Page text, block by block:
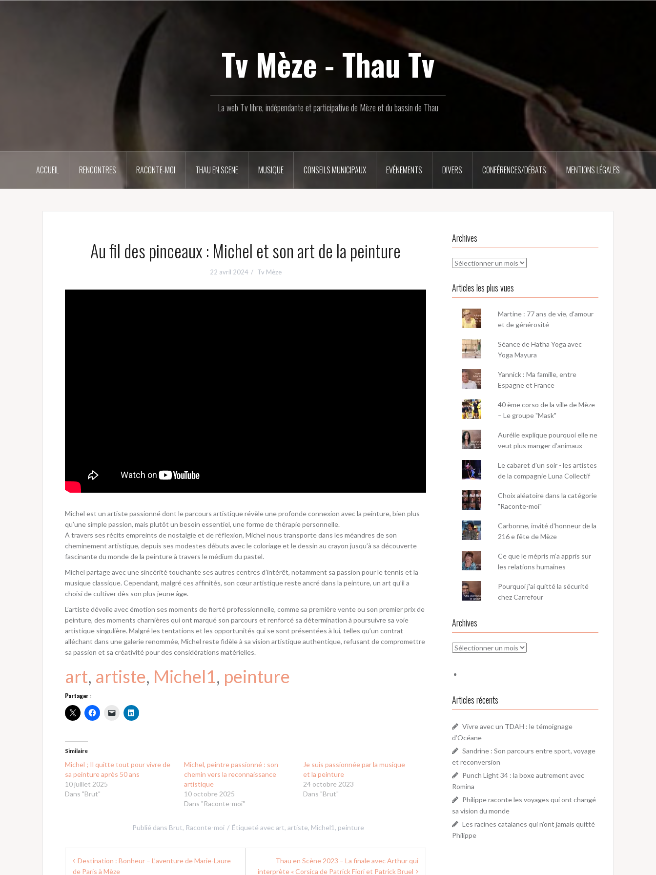
Tv Mèze - Thau Tv
La web Tv libre, indépendante et participative de Mèze et du bassin de Thau
ACCUEIL RENCONTRES RACONTE-MOI THAU EN SCENE MUSIQUE CONSEILS MUNICIPAUX EVÉNEMENTS DIVERS CONFÉRENCES/DÉBATS MENTIONS LÉGALES
Au fil des pinceaux : Michel et son art de la peinture
22 avril 2024 Tv Mèze
Michel est un artiste passionné dont le parcours artistique révèle une profonde connexion avec la peinture, bien plus
qu’une simple passion, mais plutôt un besoin essentiel, une forme de thérapie personnelle.
À travers ses récits empreints de nostalgie et de réflexion, Michel nous transporte dans les méandres de son
cheminement artistique, depuis ses modestes débuts avec le coloriage et le dessin au crayon jusqu’à sa découverte
fascinante du monde de la peinture à travers le médium du pastel.
Michel partage avec une sincérité touchante ses autres centres d’intérêt, notamment sa passion pour le tennis et la
musique classique. Cependant, malgré ces affinités, son cœur artistique reste ancré dans la peinture, un art qu’il a
choisi de cultiver dès son plus jeune âge.
L’artiste dévoile avec émotion ses moments de fierté professionnelle, comme sa première vente ou son premier prix de
peinture, des moments charnières qui ont marqué son parcours et renforcé sa détermination à poursuivre sa voie
artistique singulière. Malgré les tentations et les opportunités qui se sont présentées à lui, telles qu’un contrat
alléchant dans une galerie renommée, Michel reste fidèle à sa vision artistique authentique, refusant de compromettre
sa passion et sa créativité pour des considérations matérielles.
art, artiste, Michel1, peinture
Partager :
Similaire
Michel ; Il quitte tout pour vivre de
sa peinture après 50 ans
10 juillet 2025
Dans "Brut"
Michel, peintre passionné : son
chemin vers la reconnaissance
artistique
10 octobre 2025
Dans "Raconte-moi"
Je suis passionnée par la musique
et la peinture
24 octobre 2023
Dans "Brut"
Publié dans Brut, Raconte-moi Étiqueté avec art, artiste, Michel1, peinture
Navigation
Destination : Bonheur – L’aventure de Marie-Laure
de Paris à Mèze
Thau en Scène 2023 – La finale avec Arthur qui
interprète « Corsica de Patrick Fiori et Patrick Bruel
Archives
Archives
Articles les plus vues
Martine : 77 ans de vie, d'amour
et de générosité
Séance de Hatha Yoga avec
Yoga Mayura
Yannick : Ma famille, entre
Espagne et France
40 ème corso de la ville de Mèze
– Le groupe "Mask"
Aurélie explique pourquoi elle ne
veut plus manger d’animaux
Le cabaret d'un soir - les artistes
de la compagnie Luna Collectif
Choix aléatoire dans la catégorie
"Raconte-moi"
Carbonne, invité d'honneur de la
216 e fête de Mèze
Ce que le mépris m’a appris sur
les relations humaines
Pourquoi j'ai quitté la sécurité
chez Carrefour
Archives
Archives
Articles récents
Vivre avec un TDAH : le témoignage
d’Océane
Sandrine : Son parcours entre sport, voyage
et reconversion
Punch Light 34 : la boxe autrement avec
Romina
Philippe raconte les voyages qui ont changé
sa vision du monde
Les racines catalanes qui n’ont jamais quitté
Philippe